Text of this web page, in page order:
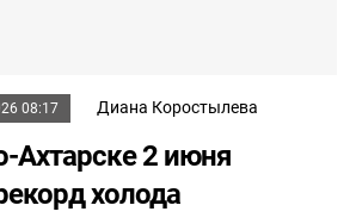
08:17 Диана Коростылева
Ахтарске 2 июня
холода